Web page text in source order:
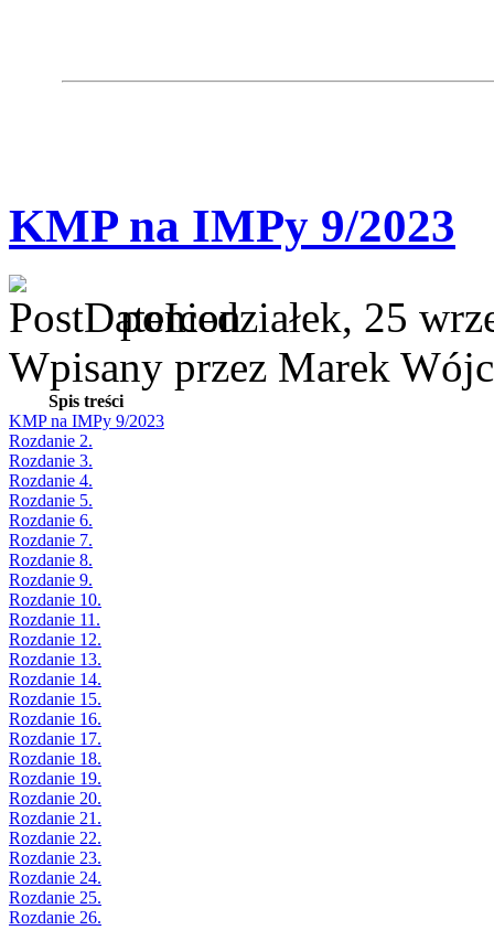
KMP na IMPy 9/2023
poniedziałek, 25
Wpisany przez Marek
Spis treści
KMP na IMPy 9/2023
Rozdanie 2.
Rozdanie 3.
Rozdanie 4.
Rozdanie 5.
Rozdanie 6.
Rozdanie 7.
Rozdanie 8.
Rozdanie 9.
Rozdanie 10.
Rozdanie 11.
Rozdanie 12.
Rozdanie 13.
Rozdanie 14.
Rozdanie 15.
Rozdanie 16.
Rozdanie 17.
Rozdanie 18.
Rozdanie 19.
Rozdanie 20.
Rozdanie 21.
Rozdanie 22.
Rozdanie 23.
Rozdanie 24.
Rozdanie 25.
Rozdanie 26.